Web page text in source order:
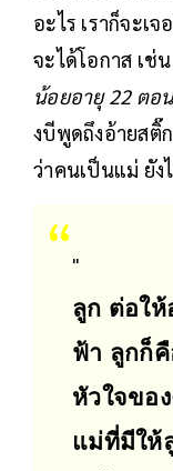
อะไร เราก็จะเ
จะได้โอกาส เช่น
น้อยอายุ 22 ตอ
งบีพูดถึงอ้ายสติ๊
ว่าคนเป็นแม่ ยัง
"
ลูก ต่อใ
ฟ้า ลูกก็
หัวใจขอ
แม่ที่มีให้